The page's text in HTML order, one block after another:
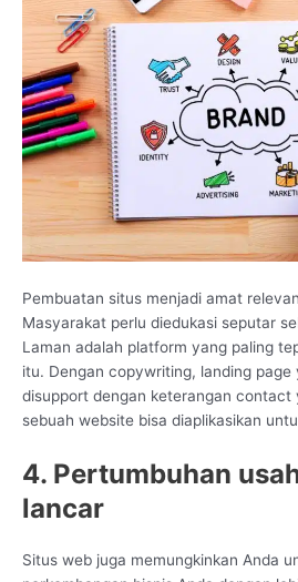
Pembuatan situs menjadi amat
Masyarakat perlu diedukasi seputar
Laman adalah platform yang paling
itu. Dengan copywriting, landing page
disupport dengan keterangan contact
sebuah website bisa diaplikasikan
4. Pertumbuhan
lancar
Situs web juga memungkinkan Anda